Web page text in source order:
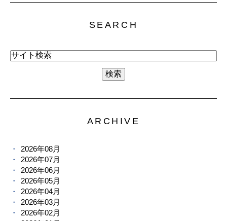
SEARCH
ARCHIVE
2026年08月
2026年07月
2026年06月
2026年05月
2026年04月
2026年03月
2026年02月